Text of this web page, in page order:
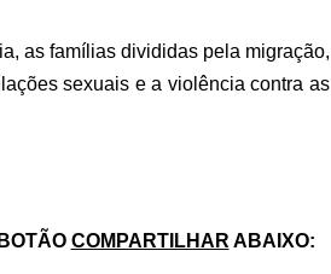
as famílias divididas pela migração,
sexuais e a violência contra as
COMPARTILHAR ABAIXO: